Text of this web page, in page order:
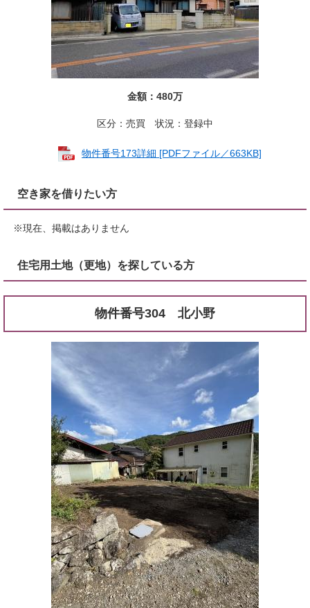
金額：480万
区分：売買 状況：登録中
物件番号173詳細 [PDFファイル／663KB]
空き家を借りたい方
※現在、掲載はありません
住宅用土地（更地）を探している方
物件番号304 北小野